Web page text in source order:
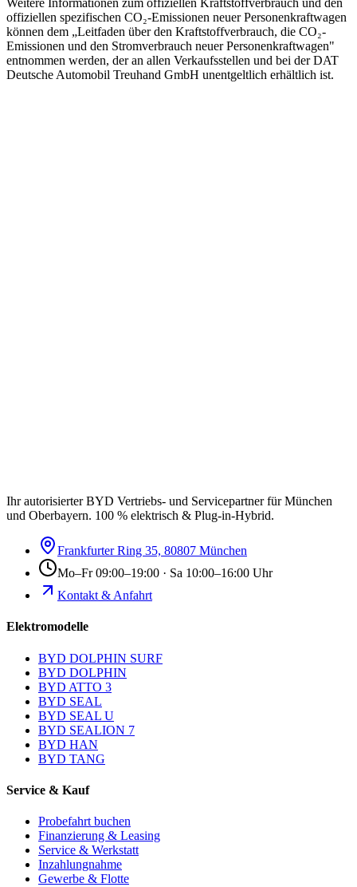
Weitere Informationen zum offiziellen Kraftstoffverbrauch und den
offiziellen spezifischen CO₂-Emissionen neuer Personenkraftwagen
können dem „Leitfaden über den Kraftstoffverbrauch, die CO₂-
Emissionen und den Stromverbrauch neuer Personenkraftwagen"
entnommen werden, der an allen Verkaufsstellen und bei der DAT
Deutsche Automobil Treuhand GmbH unentgeltlich erhältlich ist.
Ihr autorisierter BYD Vertriebs- und Servicepartner für München
und Oberbayern. 100 % elektrisch & Plug-in-Hybrid.
Frankfurter Ring 35, 80807 München
Mo–Fr 09:00–19:00 · Sa 10:00–16:00 Uhr
Kontakt & Anfahrt
Elektromodelle
BYD DOLPHIN SURF
BYD DOLPHIN
BYD ATTO 3
BYD SEAL
BYD SEAL U
BYD SEALION 7
BYD HAN
BYD TANG
Service & Kauf
Probefahrt buchen
Finanzierung & Leasing
Service & Werkstatt
Inzahlungnahme
Gewerbe & Flotte